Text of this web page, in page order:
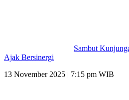
Sambut
Ajak Bersinergi
13 November 2025 | 7:15 pm WIB